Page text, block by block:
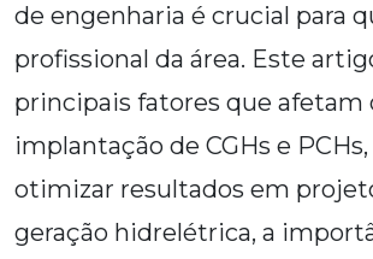
de engenharia é crucial para
profissional da área. Este
principais fatores que afetam
implantação de CGHs e
otimizar resultados em
geração hidrelétrica, a